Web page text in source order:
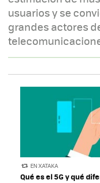
usuarios y se
grandes actores
EN XATAKA
Qué es el 5G y qué